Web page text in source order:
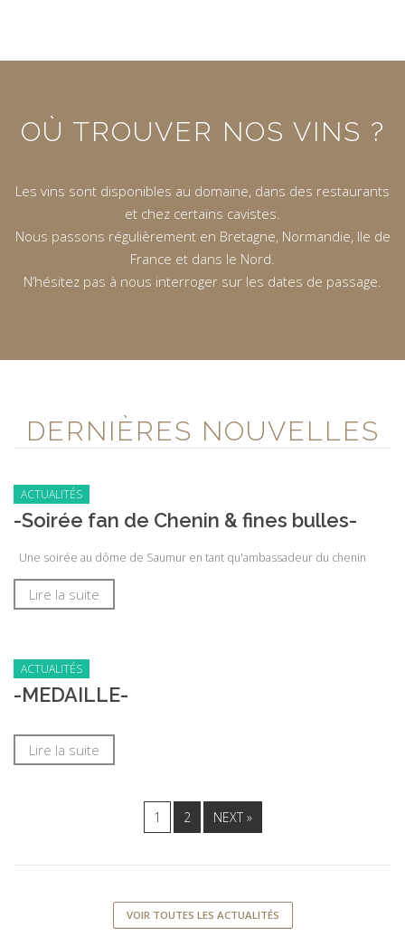
OÙ TROUVER NOS VINS ?
Les vins sont disponibles au domaine, dans des restaurants
et chez certains cavistes.
Nous passons régulièrement en Bretagne, Normandie, Ile de
France et dans le Nord.
N’hésitez pas à nous interroger sur les dates de passage.
DERNIÈRES NOUVELLES
ACTUALITÉS
-Soirée fan de Chenin & fines bulles-
Une soirée au dôme de Saumur en tant qu'ambassadeur du chenin
Lire la suite
ACTUALITÉS
-MEDAILLE-
Lire la suite
1 2 NEXT »
VOIR TOUTES LES ACTUALITÉS